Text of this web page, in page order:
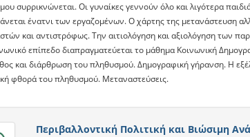
συρρικνώνεται. Οι γυναίκες γεννούν όλο και λιγότερα
ένατνι των εργαζομένων. Ο χάρτης της μετανάστευση
και αντιστρόφως. Την αιτιολόγηση και αξιολόγηση των
επίπεδο διαπραγματεύεται το μάθημα Κοινωνική
και διάρθρωση του πληθυσμού. Δημογραφική γήρανση. Η
φθορά του πληθυσμού. Μεταναστεύσεις.
Περιβαλλοντική Πολιτική και Βιώσιμη